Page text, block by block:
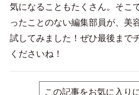
気になることもたくさん。そこ
ったことのない編集部員が、美
試してみました！ぜひ最後まで
くださいね！
この記事をお気に入り